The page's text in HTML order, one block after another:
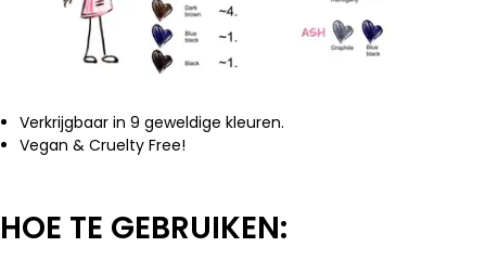
Verkrijgbaar in 9 geweldige kleuren.
Vegan & Cruelty Free!
HOE TE GEBRUIKEN: